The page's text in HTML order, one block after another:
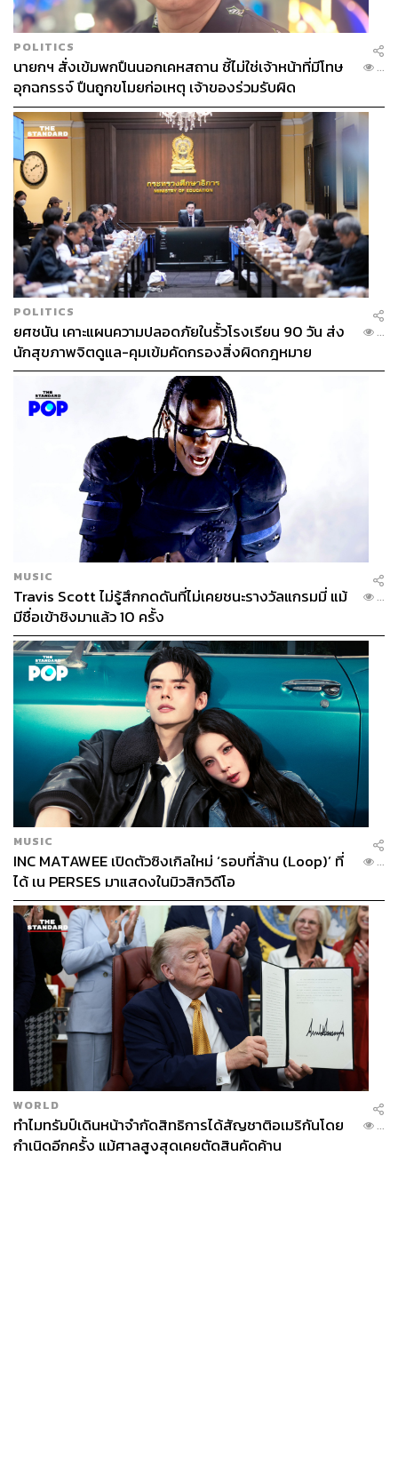
POLITICS
นายกฯ สั่งเข้มพกปืนนอกเคหสถาน ชี้ไม่ใช่เจ้าหน้าที่มีโทษ
อุกฉกรรจ์ ปืนถูกขโมยก่อเหตุ เจ้าของร่วมรับผิด
...
POLITICS
ยศชนัน เคาะแผนความปลอดภัยในรั้วโรงเรียน 90 วัน ส่ง
นักสุขภาพจิตดูแล-คุมเข้มคัดกรองสิ่งผิดกฎหมาย
...
MUSIC
Travis Scott ไม่รู้สึกกดดันที่ไม่เคยชนะรางวัลแกรมมี่ แม้
มีชื่อเข้าชิงมาแล้ว 10 ครั้ง
...
MUSIC
INC MATAWEE เปิดตัวซิงเกิลใหม่ ‘รอบที่ล้าน (Loop)’ ที่
ได้ เน PERSES มาแสดงในมิวสิกวิดีโอ
...
WORLD
ทำไมทรัมป์เดินหน้าจำกัดสิทธิการได้สัญชาติอเมริกันโดย
กำเนิดอีกครั้ง แม้ศาลสูงสุดเคยตัดสินคัดค้าน
...